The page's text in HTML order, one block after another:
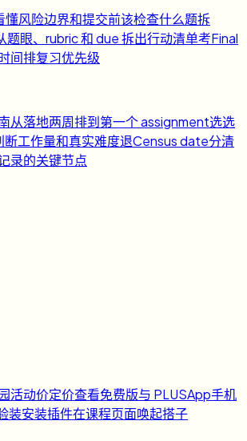
懂风险边界和提交前该检查什么题拆
题眼、rubric 和 due 拆出行动清单考Final
间排复习优先级
从落地两周排到第一个 assignment选选
断工作量和真实难度退Census date分清
录的关键节点
活动价定价查看免费版与 PLUSApp手机
装安装插件在课程页面唤起搭子